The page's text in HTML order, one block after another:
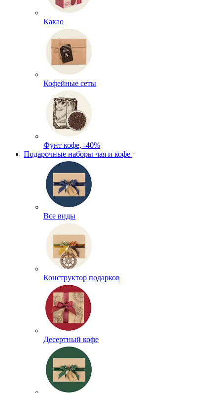
Какао
Кофейные сеты
Фунт кофе, -40%
Подарочные наборы чая и кофе
Все виды
Конструктор подарков
Десертный кофе